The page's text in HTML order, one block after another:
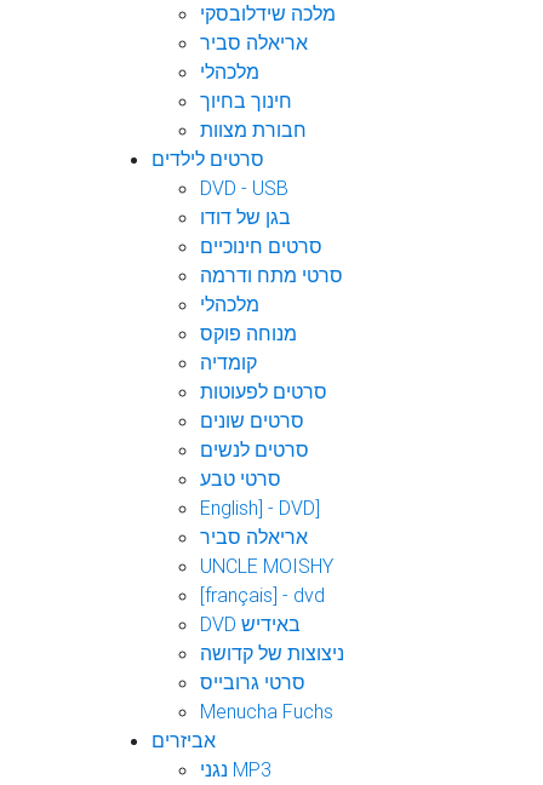
מלכה שידלובסקי
אריאלה סביר
מלכהלי
חינוך בחיוך
חבורת מצוות
סרטים לילדים
DVD - USB
בגן של דודו
סרטים חינוכיים
סרטי מתח ודרמה
מלכהלי
מנוחה פוקס
קומדיה
סרטים לפעוטות
סרטים שונים
סרטים לנשים
סרטי טבע
English] - DVD]
אריאלה סביר
UNCLE MOISHY
[français] - dvd
DVD באידיש
ניצוצות של קדושה
סרטי גרובייס
Menucha Fuchs
אביזרים
נגני MP3